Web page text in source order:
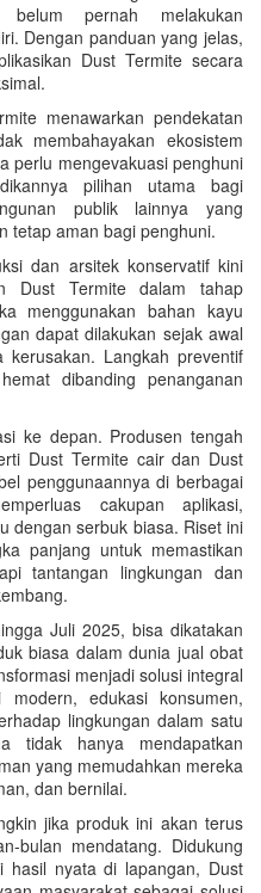
pernah melakukan
Dengan panduan yang jelas,
Dust Termite secara
menawarkan pendekatan
membahayakan ekosistem
perlu mengevakuasi penghuni
pilihan utama bagi
publik lainnya yang
tetap aman bagi penghuni.
dan arsitek konservatif kini
Dust Termite dalam tahap
menggunakan bahan kayu
dapat dilakukan sejak awal
Langkah preventif
dibanding penanganan
ke depan. Produsen tengah
Dust Termite cair dan Dust
penggunaannya di berbagai
cakupan aplikasi,
dengan serbuk biasa. Riset ini
panjang untuk memastikan
tantangan lingkungan dan
Juli 2025, bisa dikatakan
biasa dalam dunia jual obat
menjadi solusi integral
modern, edukasi konsumen,
lingkungan dalam satu
tidak hanya mendapatkan
yang memudahkan mereka
dan bernilai.
jika produk ini akan terus
bulan mendatang. Didukung
hasil nyata di lapangan, Dust